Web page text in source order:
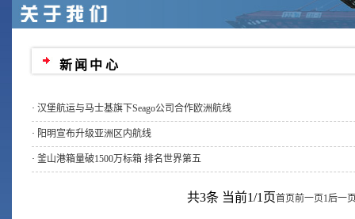
新闻中心
· 汉堡航运与马士基旗下Seago公司合作欧洲航线
· 阳明宣布升级亚洲区内航线
· 釜山港箱量破1500万标箱 排名世界第五
共3条 当前1/1页首页前一页1后一